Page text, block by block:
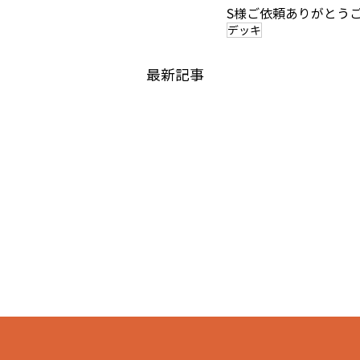
S様ご依頼ありがとう
デッキ
最新記事